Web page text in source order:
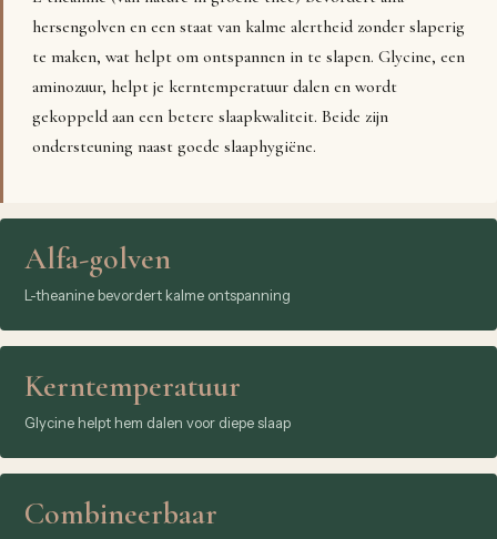
hersengolven en een staat van kalme alertheid zonder slaperig
te maken, wat helpt om ontspannen in te slapen. Glycine, een
aminozuur, helpt je kerntemperatuur dalen en wordt
gekoppeld aan een betere slaapkwaliteit. Beide zijn
ondersteuning naast goede slaaphygiëne.
Alfa-golven
L-theanine bevordert kalme ontspanning
Kerntemperatuur
Glycine helpt hem dalen voor diepe slaap
Combineerbaar